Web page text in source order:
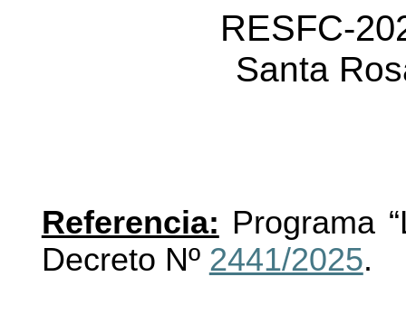
RESFC-
Santa
Referencia: Programa
Decreto Nº 2441/2025.